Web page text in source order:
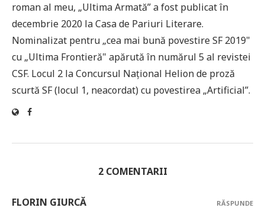
roman al meu, „Ultima Armată” a fost publicat în
decembrie 2020 la Casa de Pariuri Literare.
Nominalizat pentru „cea mai bună povestire SF 2019"
cu „Ultima Frontieră" apărută în numărul 5 al revistei
CSF. Locul 2 la Concursul Național Helion de proză
scurtă SF (locul 1, neacordat) cu povestirea „Artificial”.
2 COMENTARII
FLORIN GIURCĂ RĂSPUNDE